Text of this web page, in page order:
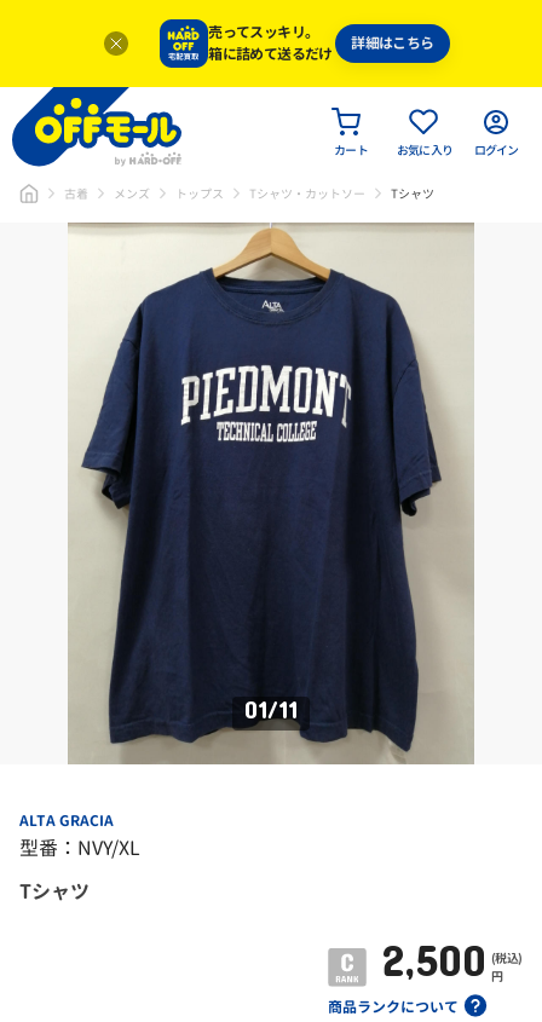
売ってスッキリ。
箱に詰めて送るだけ
詳細はこちら
カート お気に入り ログイン
古着 メンズ トップス Tシャツ・カットソー Tシャツ
01/11
ALTA GRACIA
型番：NVY/XL
Tシャツ
商品ランクについて
2,500 (税込)
円